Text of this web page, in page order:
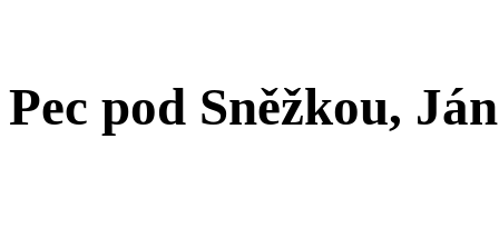
Pec pod Sněžkou,